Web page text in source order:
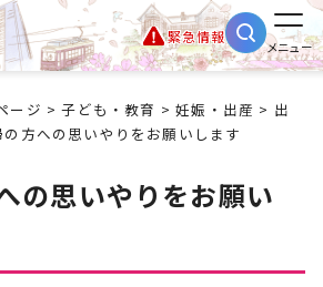
緊急情報
メニュー
ージ >子ども・教育 >妊娠・出産 > 出
方への思いやりをお願いします
の思いやりをお願い